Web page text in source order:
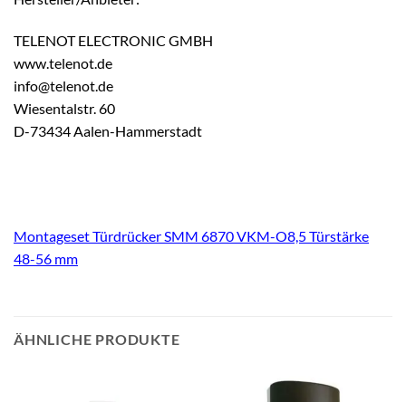
TELENOT ELECTRONIC GMBH
www.telenot.de
info@telenot.de
Wiesentalstr. 60
D-73434 Aalen-Hammerstadt
Montageset Türdrücker SMM 6870 VKM-O8,5 Türstärke
48-56 mm
ÄHNLICHE PRODUKTE